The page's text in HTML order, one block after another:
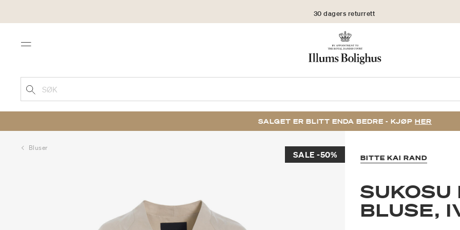
30 dagers returrett
Menu
SØK
SALGET ER BLITT ENDA BEDRE - KJØP HER
Bluser
SALE -50% BITTE KAI RAND
SUKOSU
BLUSE,